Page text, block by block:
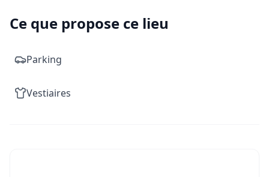
Ce que propose ce lieu
Parking
Vestiaires